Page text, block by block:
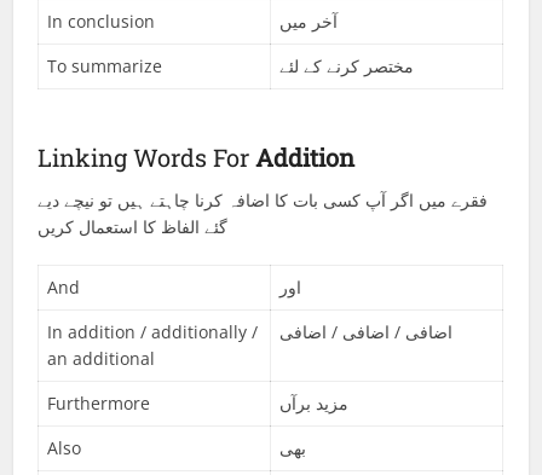
In conclusion
آخر میں
To summarize
مختصر کرنے کے لئے
Linking Words ForAddition
فقرے میں اگر آپ کسی بات کا اضافہ کرنا چاہتے ہیں تو نیچے دیے
گئے الفاظ کا استعمال کریں
And
اور
In addition / additionally /
an additional
اضافی / اضافی / اضافی
Furthermore
مزید برآں
Also
بھی